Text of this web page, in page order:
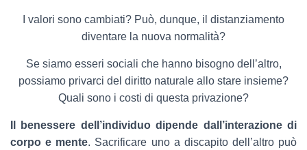
I valori sono cambiati? Può, dunque, il distanziamento
diventare la nuova normalità?
Se siamo esseri sociali che hanno bisogno dell’altro,
possiamo privarci del diritto naturale allo stare insieme?
Quali sono i costi di questa privazione?
Il benessere dell’individuo dipende dall’interazione di
corpo e mente. Sacrificare uno a discapito dell’altro può